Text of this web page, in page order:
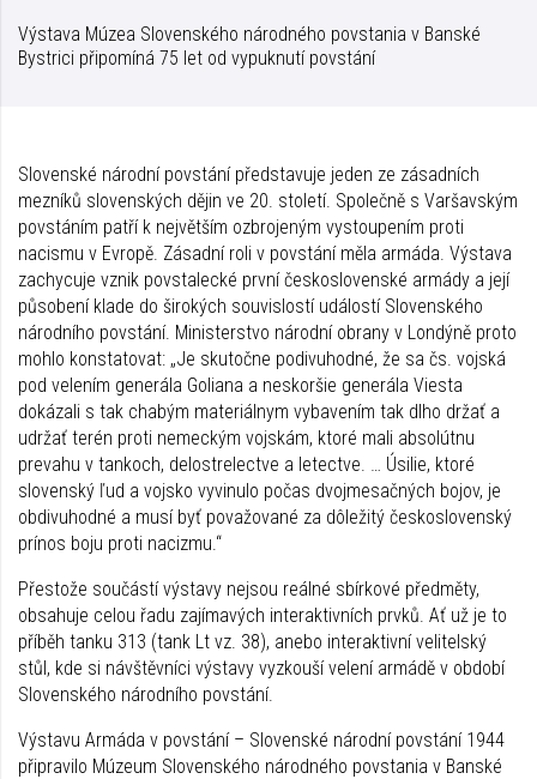
Výstava Múzea Slovenského národného povstania v Banské
Bystrici připomíná 75 let od vypuknutí povstání
Slovenské národní povstání představuje jeden ze zásadních
mezníků slovenských dějin ve 20. století. Společně s Varšavským
povstáním patří k největším ozbrojeným vystoupením proti
nacismu v Evropě. Zásadní roli v povstání měla armáda. Výstava
zachycuje vznik povstalecké první československé armády a její
působení klade do širokých souvislostí událostí Slovenského
národního povstání. Ministerstvo národní obrany v Londýně proto
mohlo konstatovat: „Je skutočne podivuhodné, že sa čs. vojská
pod velením generála Goliana a neskoršie generála Viesta
dokázali s tak chabým materiálnym vybavením tak dlho držať a
udržať terén proti nemeckým vojskám, ktoré mali absolútnu
prevahu v tankoch, delostrelectve a letectve. … Úsilie, ktoré
slovenský ľud a vojsko vyvinulo počas dvojmesačných bojov, je
obdivuhodné a musí byť považované za dôležitý československý
prínos boju proti nacizmu.“
Přestože součástí výstavy nejsou reálné sbírkové předměty,
obsahuje celou řadu zajímavých interaktivních prvků. Ať už je to
příběh tanku 313 (tank Lt vz. 38), anebo interaktivní velitelský
stůl, kde si návštěvníci výstavy vyzkouší velení armádě v období
Slovenského národního povstání.
Výstavu Armáda v povstání – Slovenské národní povstání 1944
připravilo Múzeum Slovenského národného povstania v Banské